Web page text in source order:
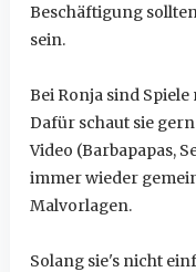
Beschäftigung
sein.
Bei Ronja sind
Dafür schaut sie
Video (Barbapapas,
immer wieder
Malvorlagen.
Solang sie's nicht